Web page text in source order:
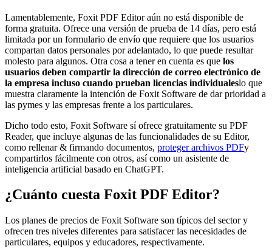
Lamentablemente, Foxit PDF Editor aún no está disponible de
forma gratuita. Ofrece una versión de prueba de 14 días, pero está
limitada por un formulario de envío que requiere que los usuarios
compartan datos personales por adelantado, lo que puede resultar
molesto para algunos. Otra cosa a tener en cuenta es que los
usuarios deben compartir la dirección de correo electrónico de
la empresa incluso cuando prueban licencias individualeslo que
muestra claramente la intención de Foxit Software de dar prioridad a
las pymes y las empresas frente a los particulares.
Dicho todo esto, Foxit Software sí ofrece gratuitamente su PDF
Reader, que incluye algunas de las funcionalidades de su Editor,
como rellenar & firmando documentos, proteger archivos PDFy
compartirlos fácilmente con otros, así como un asistente de
inteligencia artificial basado en ChatGPT.
¿Cuánto cuesta Foxit PDF Editor?
Los planes de precios de Foxit Software son típicos del sector y
ofrecen tres niveles diferentes para satisfacer las necesidades de
particulares, equipos y educadores, respectivamente.